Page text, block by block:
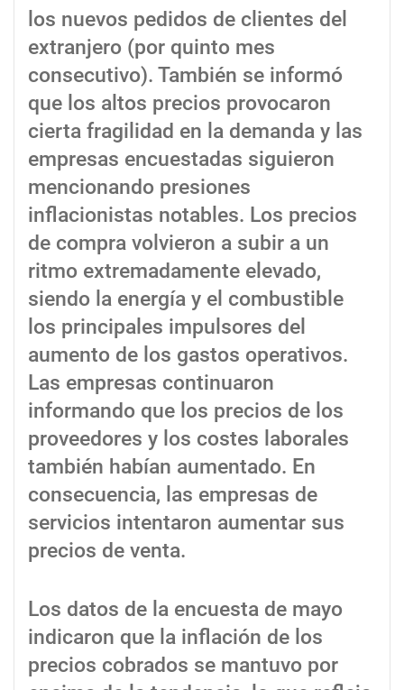
los nuevos pedidos de clientes del
extranjero (por quinto mes
consecutivo). También se informó
que los altos precios provocaron
cierta fragilidad en la demanda y las
empresas encuestadas siguieron
mencionando presiones
inflacionistas notables. Los precios
de compra volvieron a subir a un
ritmo extremadamente elevado,
siendo la energía y el combustible
los principales impulsores del
aumento de los gastos operativos.
Las empresas continuaron
informando que los precios de los
proveedores y los costes laborales
también habían aumentado. En
consecuencia, las empresas de
servicios intentaron aumentar sus
precios de venta.
Los datos de la encuesta de mayo
indicaron que la inflación de los
precios cobrados se mantuvo por